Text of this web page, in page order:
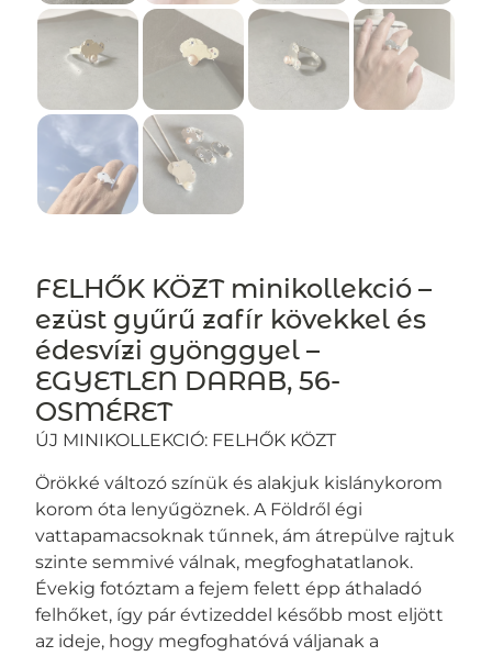
FELHŐK KÖZT minikollekció –
ezüst gyűrű zafír kövekkel és
édesvízi gyönggyel –
EGYETLEN DARAB, 56-
OSMÉRET
ÚJ MINIKOLLEKCIÓ: FELHŐK KÖZT
Örökké változó színük és alakjuk kislánykorom
korom óta lenyűgöznek. A Földről égi
vattapamacsoknak tűnnek, ám átrepülve rajtuk
szinte semmivé válnak, megfoghatatlanok.
Évekig fotóztam a fejem felett épp áthaladó
felhőket, így pár évtizeddel később most eljött
az ideje, hogy megfoghatóvá váljanak a